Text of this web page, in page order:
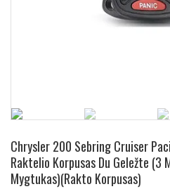
Chrysler 200 Sebring Cruiser
Raktelio Korpusas Du Geležte (3
Mygtukas)(Rakto Korpusas)